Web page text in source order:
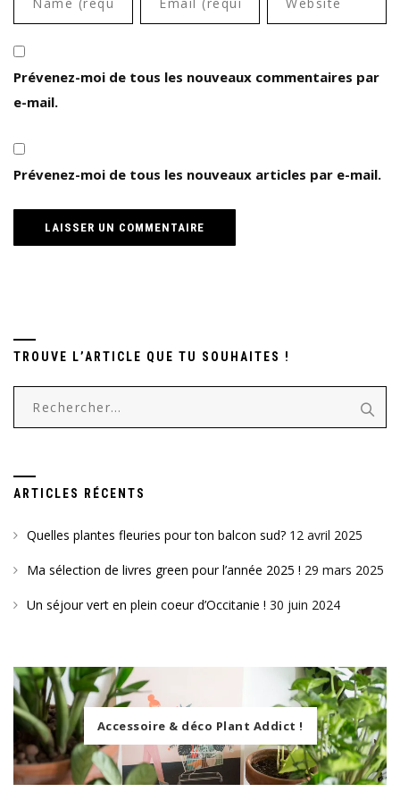
Prévenez-moi de tous les nouveaux commentaires par
e-mail.
Prévenez-moi de tous les nouveaux articles par e-mail.
TROUVE L’ARTICLE QUE TU SOUHAITES !
ARTICLES RÉCENTS
Quelles plantes fleuries pour ton balcon sud? 12 avril 2025
Ma sélection de livres green pour l’année 2025 ! 29 mars 2025
Un séjour vert en plein coeur d’Occitanie ! 30 juin 2024
Accessoire & déco Plant Addict !